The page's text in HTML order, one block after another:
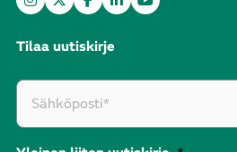
Tilaa uutiskirje